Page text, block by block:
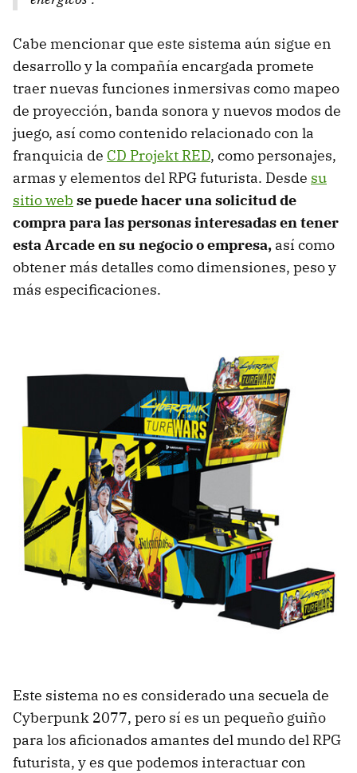
Cabe mencionar que este sistema aún sigue en
desarrollo y la compañía encargada promete
traer nuevas funciones inmersivas como mapeo
de proyección, banda sonora y nuevos modos de
juego, así como contenido relacionado con la
franquicia de CD Projekt RED, como personajes,
armas y elementos del RPG futurista. Desde su
sitio web se puede hacer una solicitud de
compra para las personas interesadas en tener
esta Arcade en su negocio o empresa, así como
obtener más detalles como dimensiones, peso y
más especificaciones.
Este sistema no es considerado una secuela de
Cyberpunk 2077, pero sí es un pequeño guiño
para los aficionados amantes del mundo del RPG
futurista, y es que podemos interactuar con